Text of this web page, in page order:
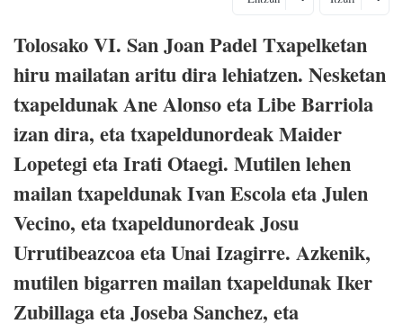
Tolosako VI. San Joan Padel Txapelketan
hiru mailatan aritu dira lehiatzen. Nesketan
txapeldunak Ane Alonso eta Libe Barriola
izan dira, eta txapeldunordeak Maider
Lopetegi eta Irati Otaegi. Mutilen lehen
mailan txapeldunak Ivan Escola eta Julen
Vecino, eta txapeldunordeak Josu
Urrutibeazcoa eta Unai Izagirre. Azkenik,
mutilen bigarren mailan txapeldunak Iker
Zubillaga eta Joseba Sanchez, eta